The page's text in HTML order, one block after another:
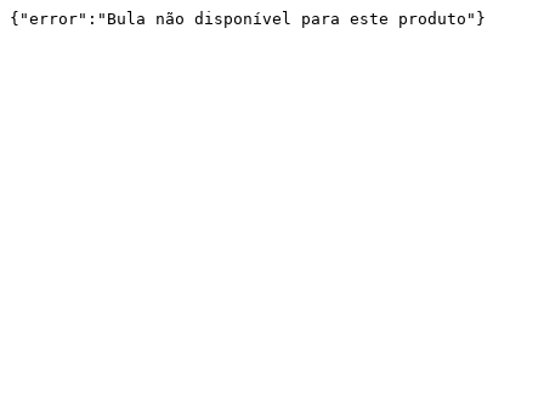
{"error":"Bula não disponível para este produto"}